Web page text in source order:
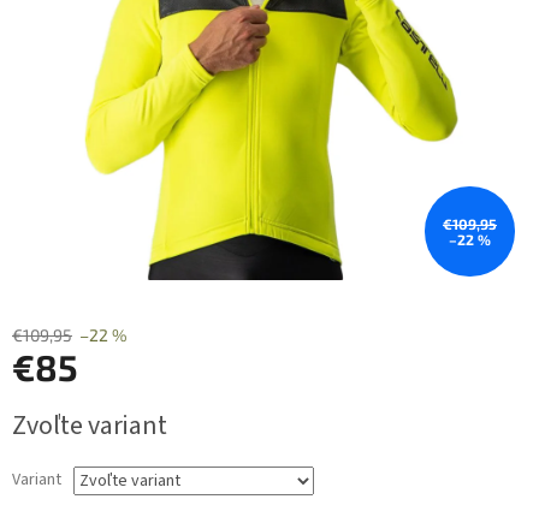
hviezdičiek.
€109,95
–22 %
€109,95 –22 %
€85
cena:
Zvoľte variant
Variant